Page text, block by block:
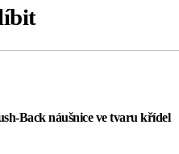
Back náušnice ve tvaru křídel